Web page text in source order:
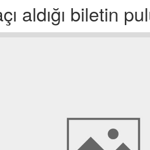
aldığı biletin